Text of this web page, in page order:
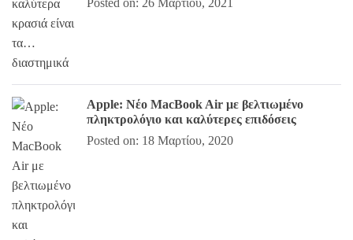
Posted on: 26 Μαρτίου, 2021
Apple: Νέο MacBook Air με βελτιωμένο
πληκτρολόγιο και καλύτερες επιδόσεις
Posted on: 18 Μαρτίου, 2020